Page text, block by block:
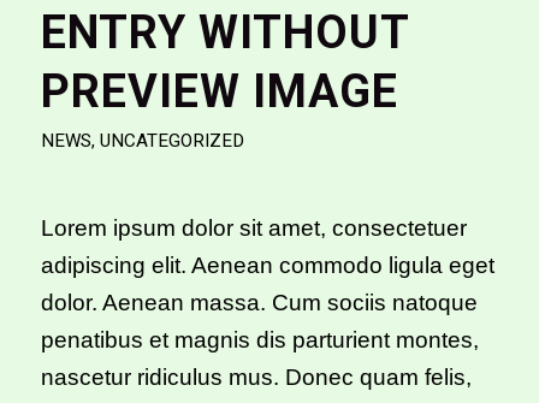
ENTRY WITHOUT
PREVIEW IMAGE
NEWS, UNCATEGORIZED
Lorem ipsum dolor sit amet, consectetuer
adipiscing elit. Aenean commodo ligula eget
dolor. Aenean massa. Cum sociis natoque
penatibus et magnis dis parturient montes,
nascetur ridiculus mus. Donec quam felis,